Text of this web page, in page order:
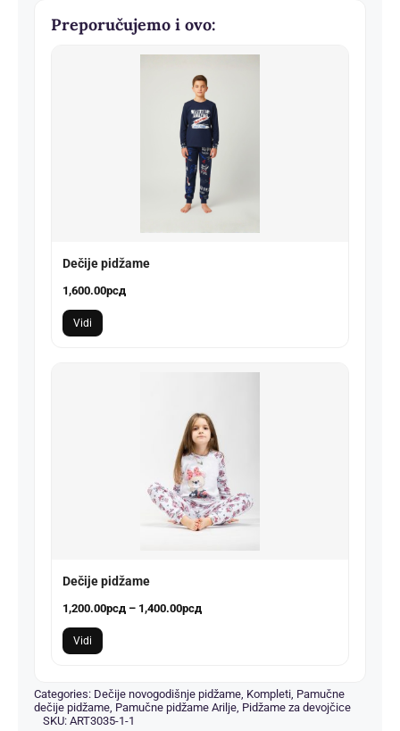
Preporučujemo i ovo:
Dečije pidžame
1,600.00рсд
Vidi
Dečije pidžame
1,200.00рсд – 1,400.00рсдРаспон
до
1,400.00рсд
Vidi
Categories: Dečije novogodišnje pidžame, Kompleti, Pamučne
dečije pidžame, Pamučne pidžame Arilje, Pidžame za devojčice
SKU: ART3035-1-1